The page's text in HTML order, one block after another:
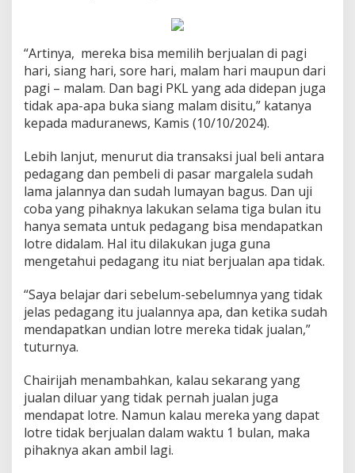
“Artinya, mereka bisa memilih berjualan di pagi
hari, siang hari, sore hari, malam hari maupun dari
pagi – malam. Dan bagi PKL yang ada didepan juga
tidak apa-apa buka siang malam disitu,” katanya
kepada maduranews, Kamis (10/10/2024).
Lebih lanjut, menurut dia transaksi jual beli antara
pedagang dan pembeli di pasar margalela sudah
lama jalannya dan sudah lumayan bagus. Dan uji
coba yang pihaknya lakukan selama tiga bulan itu
hanya semata untuk pedagang bisa mendapatkan
lotre didalam. Hal itu dilakukan juga guna
mengetahui pedagang itu niat berjualan apa tidak.
“Saya belajar dari sebelum-sebelumnya yang tidak
jelas pedagang itu jualannya apa, dan ketika sudah
mendapatkan undian lotre mereka tidak jualan,”
tuturnya.
Chairijah menambahkan, kalau sekarang yang
jualan diluar yang tidak pernah jualan juga
mendapat lotre. Namun kalau mereka yang dapat
lotre tidak berjualan dalam waktu 1 bulan, maka
pihaknya akan ambil lagi.